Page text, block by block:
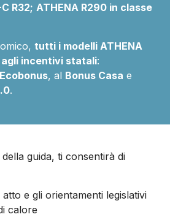
R32; ATHENA R290 in classe
tutti i modelli ATHENA
incentivi statali:
Ecobonus, al Bonus Casa e
.
guida, ti consentirà di
e gli orientamenti legislativi
calore